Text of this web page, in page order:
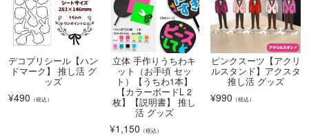
デコプリシール【ハン
ドマーク】 推し活 グ
ッズ
¥490 （税込）
立体 手作りうちわキ
ット（お手頃 セッ
ト）【うちわ1本】
【カラーボードL 2
枚】【説明書】 推し
活 グッズ
¥1,150 （税込）
ピンクスーツ【アクリ
ルスタンド】アクスタ
推し活 グッズ
¥990 （税込）